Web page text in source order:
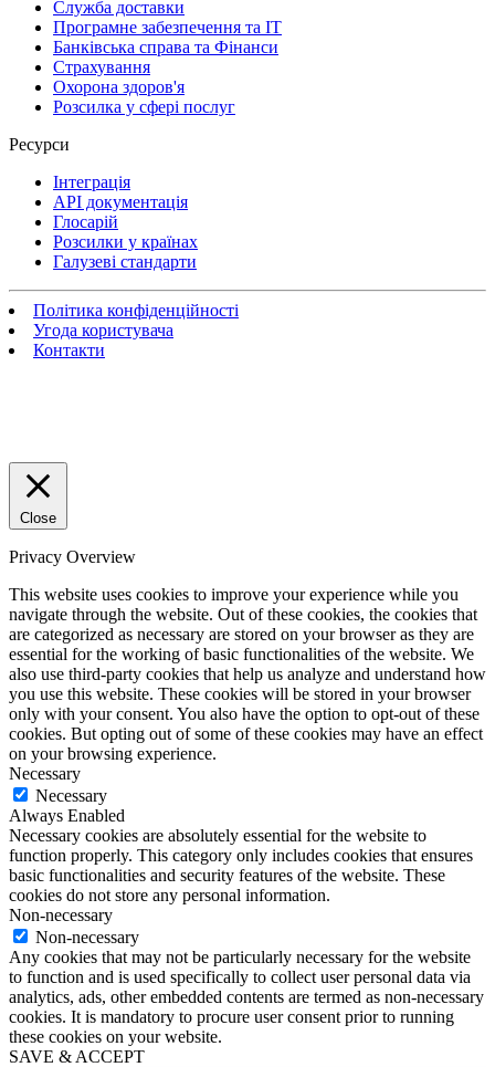
Служба доставки
Програмне забезпечення та IT
Банківська справа та Фінанси
Страхування
Охорона здоров'я
Розсилка у сфері послуг
Ресурси
Інтеграція
API документація
Глосарій
Розсилки у країнах
Галузеві стандарти
Політика конфіденційності
Угода користувача
Контакти
Close
Privacy Overview
This website uses cookies to improve your experience while you
navigate through the website. Out of these cookies, the cookies that
are categorized as necessary are stored on your browser as they are
essential for the working of basic functionalities of the website. We
also use third-party cookies that help us analyze and understand how
you use this website. These cookies will be stored in your browser
only with your consent. You also have the option to opt-out of these
cookies. But opting out of some of these cookies may have an effect
on your browsing experience.
Necessary
Necessary
Always Enabled
Necessary cookies are absolutely essential for the website to
function properly. This category only includes cookies that ensures
basic functionalities and security features of the website. These
cookies do not store any personal information.
Non-necessary
Non-necessary
Any cookies that may not be particularly necessary for the website
to function and is used specifically to collect user personal data via
analytics, ads, other embedded contents are termed as non-necessary
cookies. It is mandatory to procure user consent prior to running
these cookies on your website.
SAVE & ACCEPT